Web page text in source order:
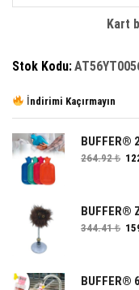
Kart
Stok Kodu:
İndirimi Kaçırmayın
264.92₺
344.41₺